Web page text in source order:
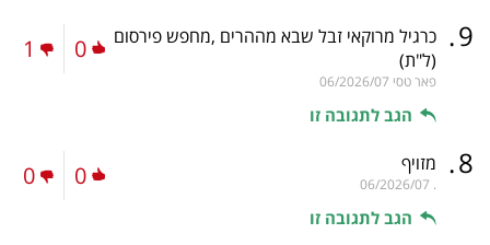
9
. כרגיל מרוקאי זבל שבא מההרים ,מחפש פירסום
(ל"ת)
פאר טסי 06/2026/07
הגב לתגובה זו
0
1
8
. מזויף
.
06/2026/07
הגב לתגובה זו
0
0